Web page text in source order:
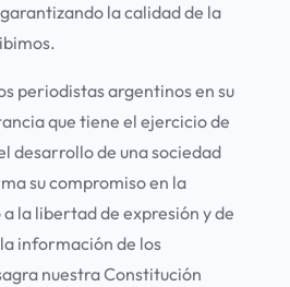
la calidad de la
periodistas argentinos en su
que tiene el ejercicio de
desarrollo de una sociedad
su compromiso en la
la libertad de expresión y de
información de los
nuestra Constitución